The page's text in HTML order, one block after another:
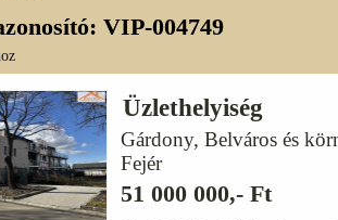
VIP-004749
Üzlethelyiség
Gárdony, Belváros és
Fejér
51 000 000,- Ft